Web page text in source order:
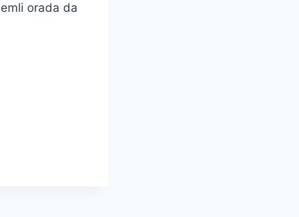
orada da